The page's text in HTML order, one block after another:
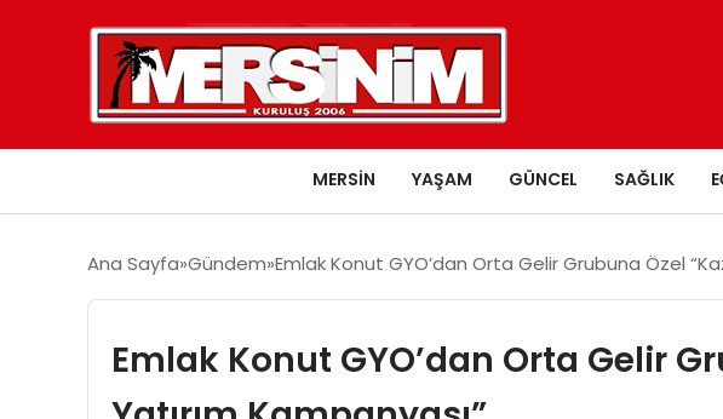
MERSIN YAŞAM GÜNCEL SAĞLIK
Ana Sayfa Gündem Emlak Konut GYO’dan Orta Gelir Grubuna Özel
Emlak Konut GYO’dan Orta Gelir